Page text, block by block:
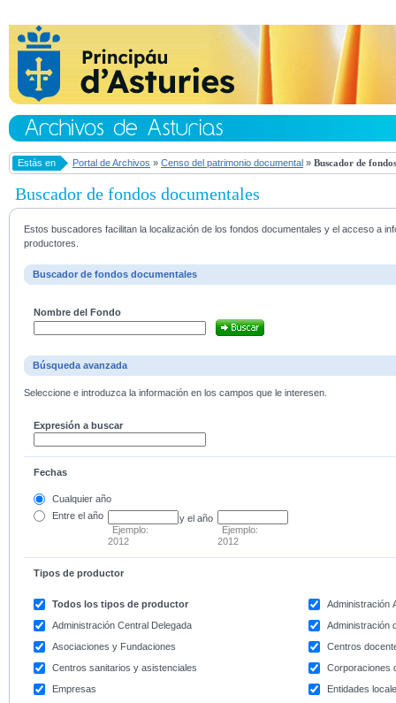
Estás en Portal de Archivos » Censo del patrimonio documental » Buscador de
Buscador de fondos documentales
Estos buscadores facilitan la localización de los fondos documentales y el acceso a
productores.
Buscador de fondos documentales
Nombre del Fondo
Búsqueda avanzada
Seleccione e introduzca la información en los campos que le interesen.
Expresión a buscar
Fechas
Cualquier año
Entre el año
Ejemplo:
2012
y el año
Ejemplo:
2012
Tipos de productor
Todos los tipos de productor
Administración
Administración Central Delegada
Administración
Asociaciones y Fundaciones
Centros
Centros sanitarios y asistenciales
Corporaciones
Empresas
Entidades